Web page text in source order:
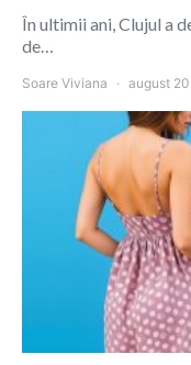
În ultimii ani, Clujul a
de…
Soare Viviana august